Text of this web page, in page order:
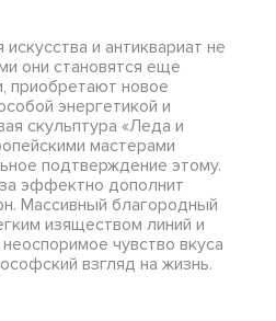
и антиквариат не
они становятся еще
приобретают новое
энергетикой и
скульптура «Леда и
мастерами
подтверждение этому.
эффектно дополнит
Массивный благородный
изяществом линий и
чувство вкуса
взгляд на жизнь.